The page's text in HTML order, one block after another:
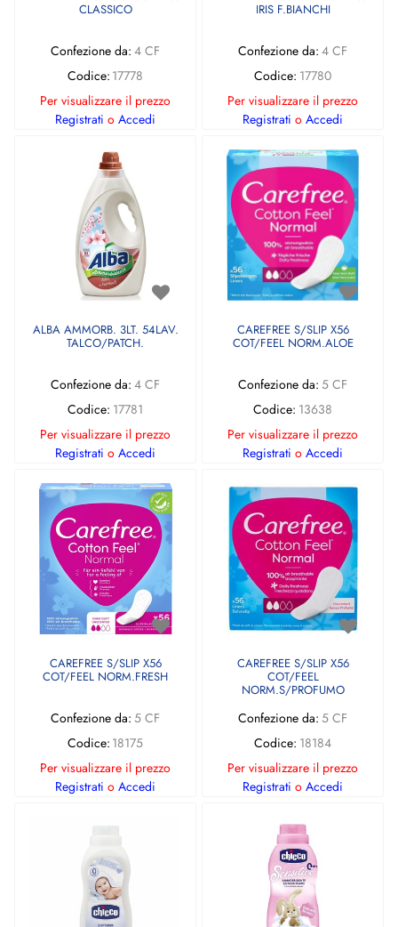
CLASSICO
Confezione da: 4 CF
Codice: 17778
Per visualizzare il prezzo
Registrati o Accedi
IRIS F.BIANCHI
Confezione da: 4 CF
Codice: 17780
Per visualizzare il prezzo
Registrati o Accedi
ALBA AMMORB. 3LT. 54LAV.
TALCO/PATCH.
Confezione da: 4 CF
Codice: 17781
Per visualizzare il prezzo
Registrati o Accedi
CAREFREE S/SLIP X56
COT/FEEL NORM.ALOE
Confezione da: 5 CF
Codice: 13638
Per visualizzare il prezzo
Registrati o Accedi
CAREFREE S/SLIP X56
COT/FEEL NORM.FRESH
Confezione da: 5 CF
Codice: 18175
Per visualizzare il prezzo
Registrati o Accedi
CAREFREE S/SLIP X56
COT/FEEL
NORM.S/PROFUMO
Confezione da: 5 CF
Codice: 18184
Per visualizzare il prezzo
Registrati o Accedi